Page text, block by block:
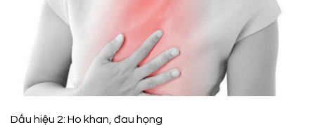
Dấu hiệu 2: Ho khan, đau họng